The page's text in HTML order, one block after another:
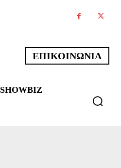
ΕΠΙΚΟΙΝΩΝΙΑ
SHOWBIZ